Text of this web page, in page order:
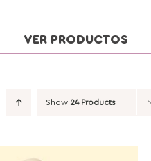
VER PRODUCTOS
Show 24 Products